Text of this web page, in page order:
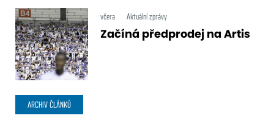
včera Aktuální zprávy
Začíná předprodej na Artis
ARCHIV ČLÁNKŮ